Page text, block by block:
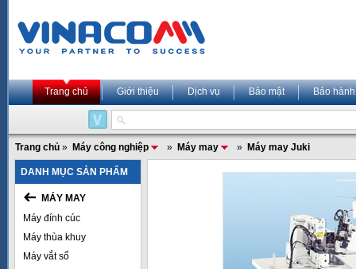
Trang chủ Giới thiệu Dịch vụ Bảo mật Bảo hành
Trang chủ » Máy công nghiệp » Máy may » Máy may Juki
DANH MỤC SẢN PHẨM
MÁY MAY
Máy đính cúc
Máy thùa khuy
Máy vắt sổ